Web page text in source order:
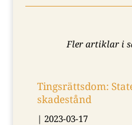
Fler artiklar i
Tingsrättsdom:
skadestånd
| 2023-03-17